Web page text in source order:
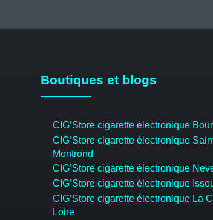
Boutiques et blogs
CIG’Store cigarette électronique
CIG’Store cigarette électronique
Montrond
CIG’Store cigarette électronique
CIG’Store cigarette électronique
CIG’Store cigarette électronique La
Loire